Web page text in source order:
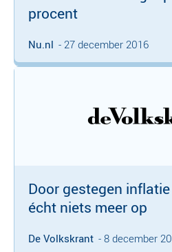
procent
Nu.nl - 27 december 2016
Door gestegen
écht niets meer op
De Volkskrant - 8 december